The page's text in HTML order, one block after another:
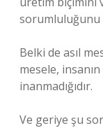
sorumluluğunu
Belki de asıl
mesele,
inanmadığıdır.
Ve geriye şu